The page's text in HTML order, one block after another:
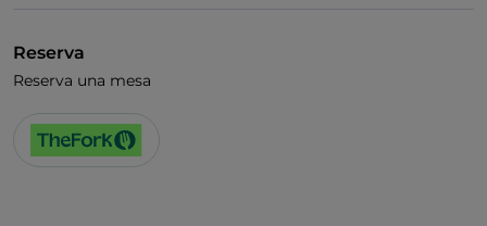
Reserva
Reserva una mesa